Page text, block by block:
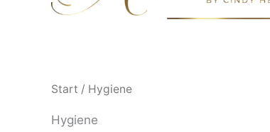
Start / Hygiene
Hygiene